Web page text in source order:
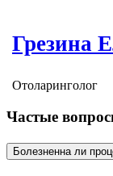
Грезина
Отоларинголог
Частые
Болезненна ли